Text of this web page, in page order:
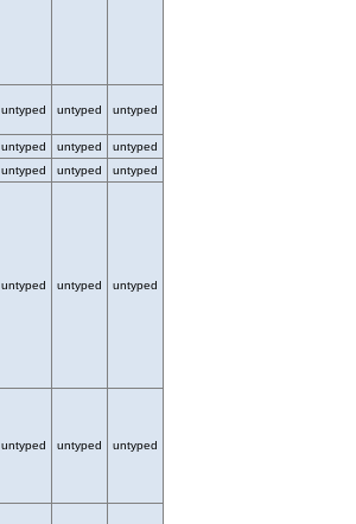
untyped untyped untyped
untyped untyped
untyped
untyped untyped untyped
untyped untyped untyped
untyped untyped untyped